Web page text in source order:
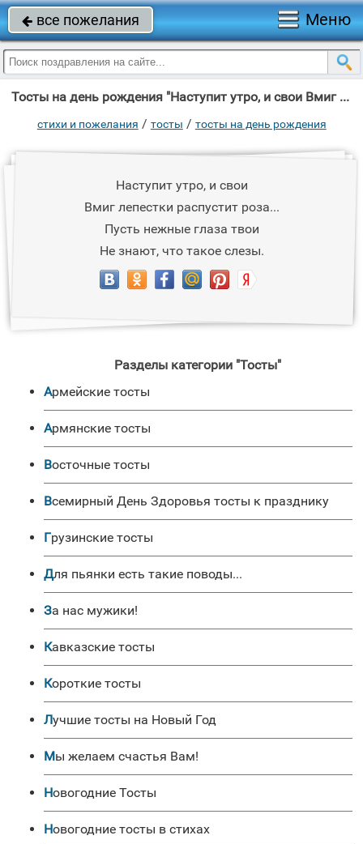
 все пожелания Меню
Тосты на день рождения "Наступит утро, и свои Вмиг лепестки распустит роза."
стихи и пожелания / тосты / тосты на день рождения
Наступит утро, и свои
Вмиг лепестки распустит роза...
Пусть нежные глаза твои
Hе знают, что такое слезы.
Разделы категории "Тосты"
Армейские тосты
Армянские тосты
Восточные тосты
Всемирный День Здоровья тосты к празднику
Грузинские тосты
Для пьянки есть такие поводы...
За нас мужики!
Кавказские тосты
Короткие тосты
Лучшие тосты на Новый Год
Мы желаем счастья Вам!
Новогодние Тосты
Новогодние тосты в стихах